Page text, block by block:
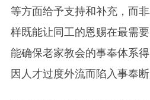
等方面给予支持和补充，而
样既能让同工的恩赐在最需
能确保老家教会的事奉体系
因人才过度外流而陷入事奉断